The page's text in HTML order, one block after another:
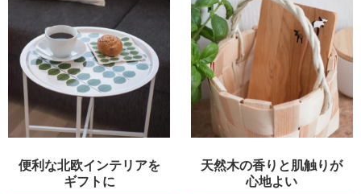
便利な北欧インテリアを
ギフトに
天然木の香りと肌触りが
心地よい